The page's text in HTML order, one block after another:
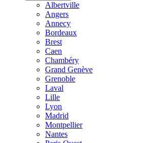
Albertville
Angers
Annecy
Bordeaux
Brest
Caen
Chambéry
Grand Genève
Grenoble
Laval
Lille
Lyon
Madrid
Montpellier
Nantes